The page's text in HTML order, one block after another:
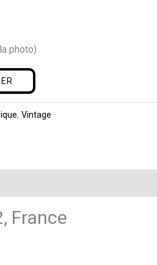
photo)
,Vintage
France